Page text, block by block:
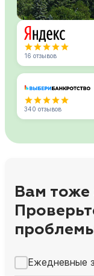
16 отзывов
340 отзывов
Вам тоже
Ежедневные